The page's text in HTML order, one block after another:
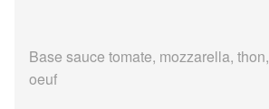
Base sauce tomate, mozzarella,
oeuf